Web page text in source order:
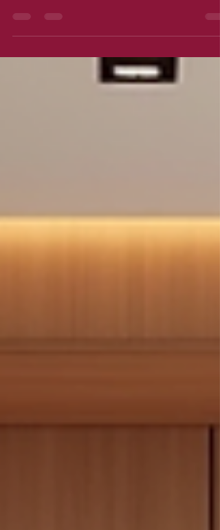
prvků, na který se zaměřují, jsou kuchyně na...